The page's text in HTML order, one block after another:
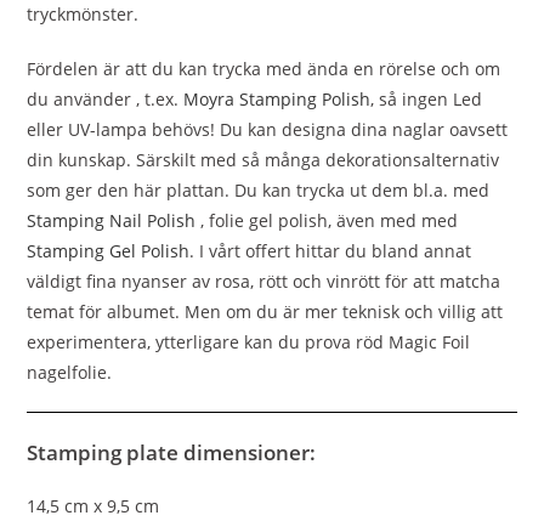
tryckmönster.
Fördelen är att du kan trycka med ända en rörelse och om
du använder , t.ex. Moyra Stamping Polish, så ingen Led
eller UV-lampa behövs! Du kan designa dina naglar oavsett
din kunskap. Särskilt med så många dekorationsalternativ
som ger den här plattan. Du kan trycka ut dem bl.a. med
Stamping Nail Polish , folie gel polish, även med med
Stamping Gel Polish. I vårt offert hittar du bland annat
väldigt fina nyanser av rosa, rött och vinrött för att matcha
temat för albumet. Men om du är mer teknisk och villig att
experimentera, ytterligare kan du prova röd Magic Foil
nagelfolie.
Stamping plate dimensioner:
14,5 cm x 9,5 cm